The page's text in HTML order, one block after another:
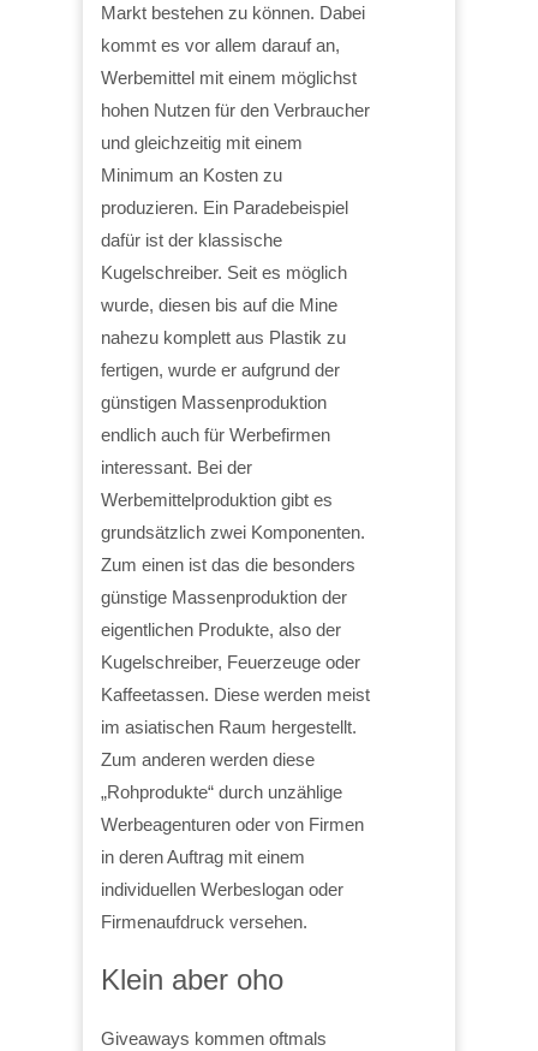
Markt bestehen zu können. Dabei
kommt es vor allem darauf an,
Werbemittel mit einem möglichst
hohen Nutzen für den Verbraucher
und gleichzeitig mit einem
Minimum an Kosten zu
produzieren. Ein Paradebeispiel
dafür ist der klassische
Kugelschreiber. Seit es möglich
wurde, diesen bis auf die Mine
nahezu komplett aus Plastik zu
fertigen, wurde er aufgrund der
günstigen Massenproduktion
endlich auch für Werbefirmen
interessant. Bei der
Werbemittelproduktion gibt es
grundsätzlich zwei Komponenten.
Zum einen ist das die besonders
günstige Massenproduktion der
eigentlichen Produkte, also der
Kugelschreiber, Feuerzeuge oder
Kaffeetassen. Diese werden meist
im asiatischen Raum hergestellt.
Zum anderen werden diese
„Rohprodukte“ durch unzählige
Werbeagenturen oder von Firmen
in deren Auftrag mit einem
individuellen Werbeslogan oder
Firmenaufdruck versehen.
Klein aber oho
Giveaways kommen oftmals